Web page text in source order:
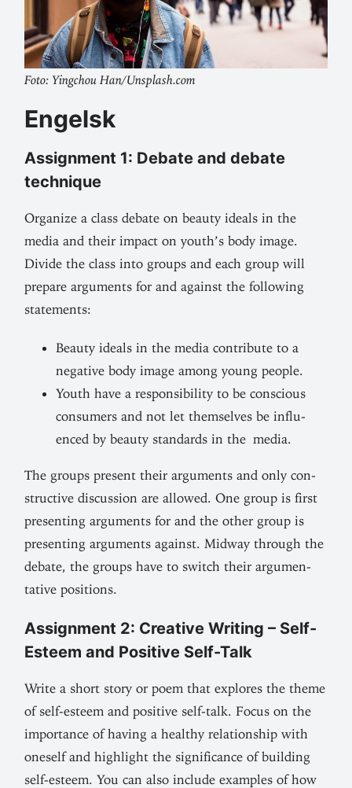
Foto: Yingchou Han/Unsplash.com
Engelsk
Assignment 1: Debate and debate
technique
Organize a class debate on beauty ideals in the
media and their impact on youth’s body image.
Divide the class into groups and each group will
prepare argu­ments for and against the following
statements:
Beauty ideals in the media con­tribute to a
neg­ative body image among young people.
Youth have a respon­s­i­bility to be con­scious
con­sumers and not let them­selves be influ­
enced by beauty stan­dards in the media.
The groups present their argu­ments and only con­
structive discussion are allowed. One group is first
pre­senting argu­ments for and the other group is
pre­senting argu­ments against. Midway through the
debate, the groups have to switch their argu­men­
tative positions.
Assignment 2: Creative Writing – Self-
Esteem and Positive Self-Talk
Write a short story or poem that explores the theme
of self-esteem and positive self-talk. Focus on the
impor­tance of having a healthy rela­tionship with
oneself and high­light the sig­ni­fi­cance of building
self-esteem. You can also include examples of how